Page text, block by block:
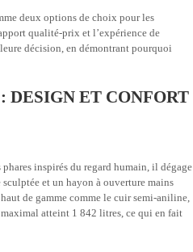
deux options de choix pour les
qualité-prix et l’expérience de
décision, en démontrant pourquoi
DESIGN ET CONFORT
inspirés du regard humain, il dégage
et un hayon à ouverture mains
de gamme comme le cuir semi-aniline,
maximal atteint 1 842 litres, ce qui en fait